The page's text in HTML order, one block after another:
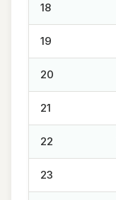
18
19
20
21
22
23